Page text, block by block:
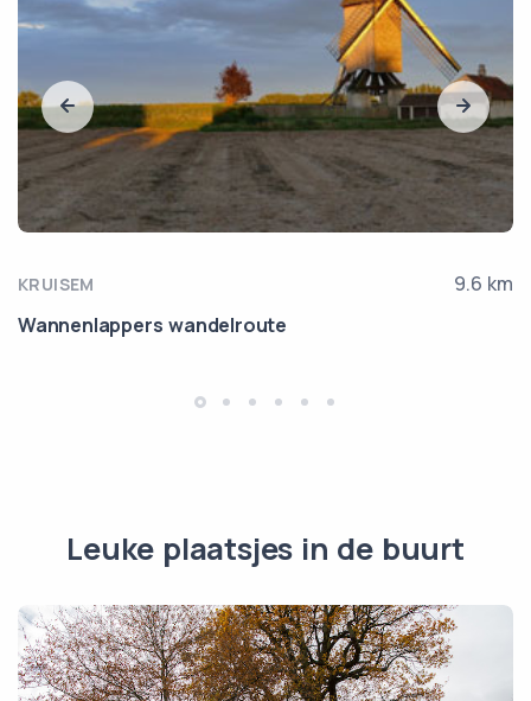
KRUISEM
9.6 km
Wannenlappers wandelroute
Leuke plaatsjes in de buurt